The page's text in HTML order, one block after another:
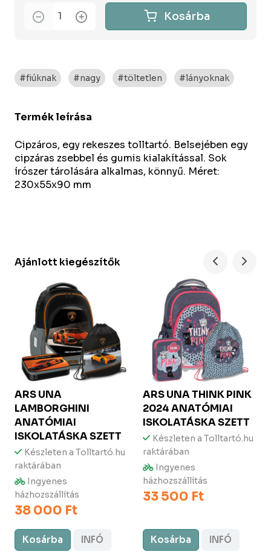
Kosárba
#fiúknak #nagy #töltetlen #lányoknak
Termék leírása
Cipzáros, egy rekeszes tolltartó. Belsejében egy
cipzáras zsebbel és gumis kialakítással. Sok
írószer tárolására alkalmas, könnyű. Méret:
230x55x90 mm
Ajánlott kiegészítők
ARS UNA
LAMBORGHINI
ANATÓMIAI
ISKOLATÁSKA SZETT
Készleten a Tolltartó.hu
raktárában
Ingyenes
házhozszállítás
38 000 Ft
Kosárba INFÓ
ARS UNATHINK PINK
2024 ANATÓMIAI
ISKOLATÁSKA SZETT
Készleten a Tolltartó.hu
raktárában
Ingyenes
házhozszállítás
33 500 Ft
Kosárba INFÓ